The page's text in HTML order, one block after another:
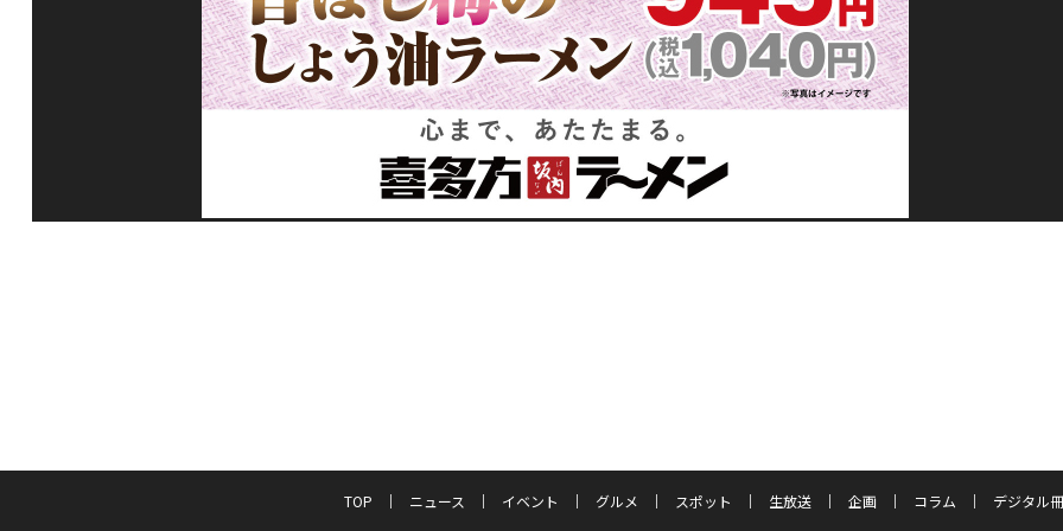
TOP ニュース イベント グルメ スポット 生放送 企画 コラム デジタル